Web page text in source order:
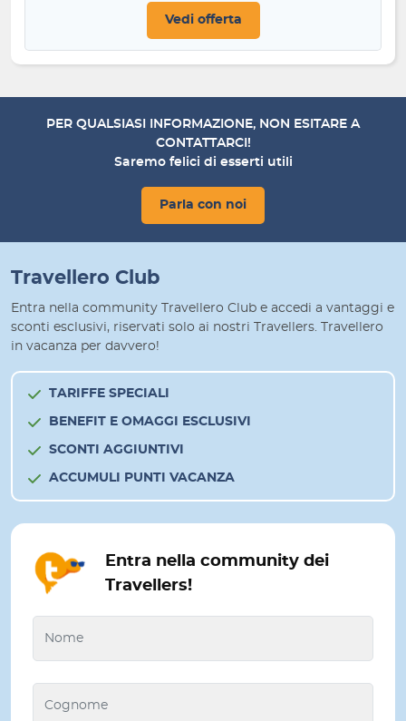
Vedi offerta
PER QUALSIASI INFORMAZIONE, NON ESITARE A
CONTATTARCI!
Saremo felici di esserti utili
Parla con noi
Travellero Club
Entra nella community Travellero Club e accedi a vantaggi e
sconti esclusivi, riservati solo ai nostri Travellers. Travellero
in vacanza per davvero!
TARIFFE SPECIALI
BENEFIT E OMAGGI ESCLUSIVI
SCONTI AGGIUNTIVI
ACCUMULI PUNTI VACANZA
Entra nella community dei
Travellers!